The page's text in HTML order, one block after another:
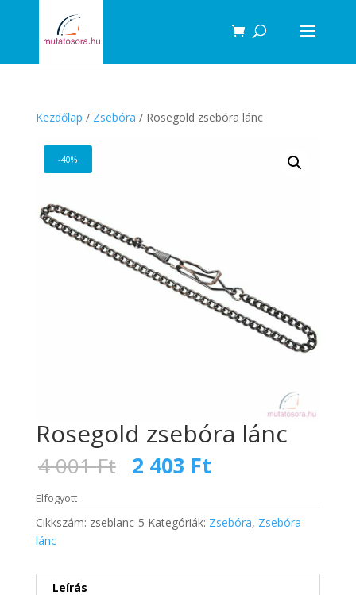
Kezdőlap / Zsebóra / Rosegold zsebóra lánc
-40%
Rosegold zsebóra lánc
4 001Ft Original
price
was:
4
001 Ft.
2 403 Ft
is:
2
403 Ft.
Elfogyott
Cikkszám: zseblanc-5 Kategóriák: Zsebóra, Zsebóra
lánc
Leírás